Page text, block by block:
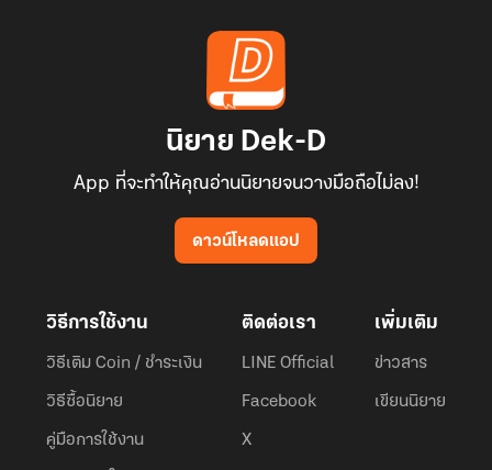
นิยาย Dek-D
App ที่จะทำให้คุณอ่านนิยายจนวางมือถือไม่ลง!
ดาวน์โหลดแอป
วิธีการใช้งาน
วิธีเติม Coin / ชำระเงิน
วิธีซื้อนิยาย
คู่มือการใช้งาน
ติดต่อเรา
LINE Official
Facebook
X
เพิ่มเติม
ข่าวสาร
เขียนนิยาย